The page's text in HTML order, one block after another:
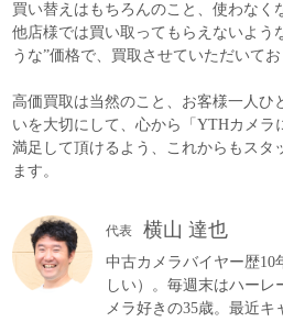
買い替えはもちろんのこと、使わなく
他店様では買い取ってもらえないよう
うな”価格で、買取させていただいてお
高価買取は当然のこと、お客様一人ひ
いを大切にして、心から「YTHカメラ
満足して頂けるよう、これからもスタ
ます。
代表 横山 達也
中古カメラバイヤー歴10
しい）。毎週末はハーレ
メラ好きの35歳。最近